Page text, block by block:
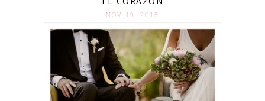
NOV 19. 2015